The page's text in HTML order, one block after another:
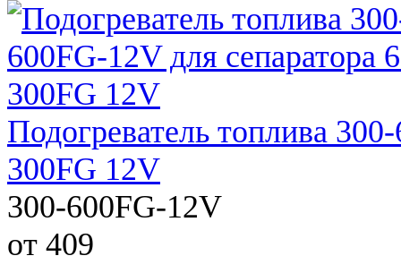
Подогреватель топлива
300FG 12V
300-600FG-12V
от 409